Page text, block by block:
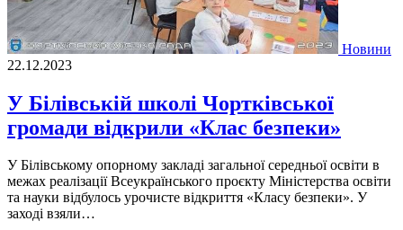
Новини
22.12.2023
У Білівській школі Чортківської
громади відкрили «Клас безпеки»
У Білівському опорному закладі загальної середньої освіти в
межах реалізації Всеукраїнського проєкту Міністерства освіти
та науки відбулось урочисте відкриття «Класу безпеки». У
заході взяли…